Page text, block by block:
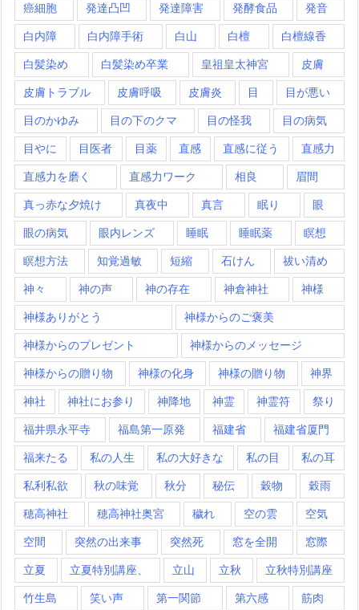
癌細胞 発達凸凹 発達障害 発酵食品 発音
白内障 白内障手術 白山 白檀 白檀線香
白髪染め 白髪染め卒業 皇祖皇太神宮 皮膚
皮膚トラブル 皮膚呼吸 皮膚炎 目 目が悪い
目のかゆみ 目の下のクマ 目の怪我 目の病気
目やに 目医者 目薬 直感 直感に従う 直感力
直感力を磨く 直感力ワーク 相良 眉間
真っ赤な夕焼け 真夜中 真言 眠り 眼
眼の病気 眼内レンズ 睡眠 睡眠薬 瞑想
瞑想方法 知覚過敏 短縮 石けん 祓い清め
神々 神の声 神の存在 神倉神社 神様
神様ありがとう 神様からのご褒美
神様からのプレゼント 神様からのメッセージ
神様からの贈り物 神様の化身 神様の贈り物 神界
神社 神社にお参り 神降地 神霊 神霊符 祭り
福井県永平寺 福島第一原発 福建省 福建省厦門
福来たる 私の人生 私の大好きな 私の目 私の耳
私利私欲 秋の味覚 秋分 秘伝 穀物 穀雨
穂高神社 穂高神社奥宮 穢れ 空の雲 空気
空間 突然の出来事 突然死 窓を全開 窓際
立夏 立夏特別講座、 立山 立秋 立秋特別講座
竹生島 笑い声 第一関節 第六感 筋肉